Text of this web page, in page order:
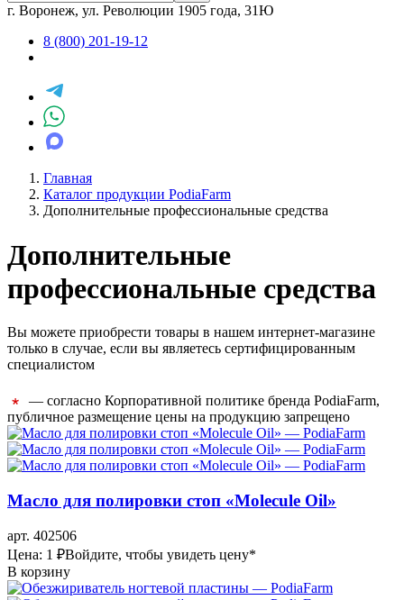
г. Воронеж, ул. Революции 1905 года, 31Ю
8 (800) 201-19-12
Главная
Каталог продукции PodiaFarm
Дополнительные профессиональные средства
Дополнительные
профессиональные средства
Вы можете приобрести товары в нашем интернет-магазине
только в случае, если вы являетесь сертифицированным
специалистом
— cогласно Корпоративной политике бренда PodiaFarm,
публичное размещение цены на продукцию запрещено
Масло для полировки стоп «Molecule Oil»
арт. 402506
Цена: 1 ₽Войдите, чтобы увидеть цену*
В корзину